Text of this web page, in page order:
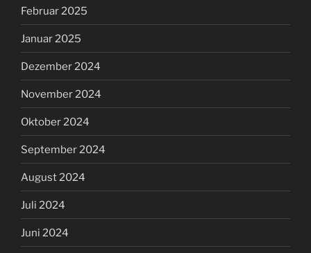
Februar 2025
Januar 2025
Dezember 2024
November 2024
Oktober 2024
September 2024
August 2024
Juli 2024
Juni 2024